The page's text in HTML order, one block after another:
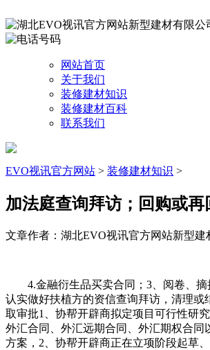
网站首页
关于我们
装修建材知识
装修建材百科
联系我们
EVO视讯官方网站 > 装修建材知识 >
加法庭查询拜访；回购或
文章作者：湖北EVO视讯官方网站新型建
4.金融衍生品买卖合同；3、阅卷、摘
认实做好扶植方的资信查询拜访，清理
取审批1、协帮开辟商拟定项目可行性研
外汇合同、外汇远期合同、外汇期权合
方案，2、协帮开辟商正在立项阶段起草